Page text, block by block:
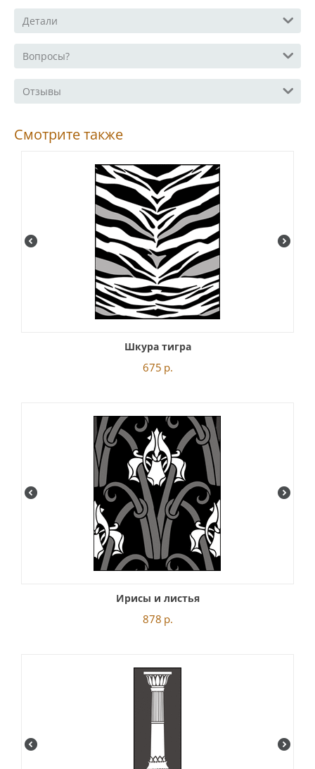
Детали
Вопросы?
Отзывы
Смотрите также
Шкура тигра
675 р.
Ирисы и листья
878 р.